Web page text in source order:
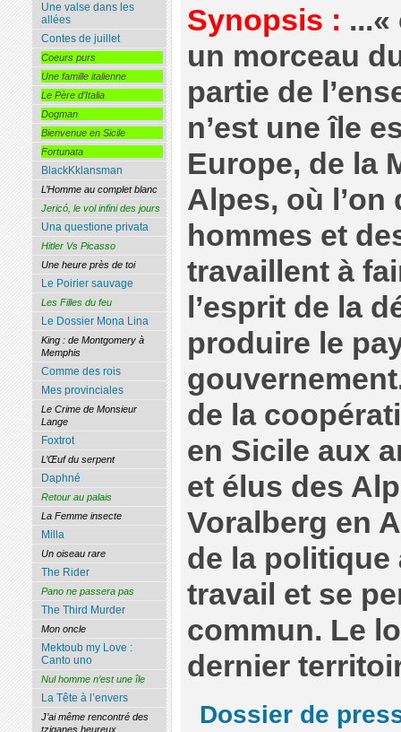
Synopsis :
un morceau
partie de
n’est une île
Europe, de la
Alpes, où l’on
hommes et
travaillent à
l’esprit de la
produire le
de la
en Sicile aux
et élus des
Voralberg en
de la politique
travail et se
commun. Le
dernier
Dossier de
Une valse dans les
allées
Contes de juillet
Coeurs purs
Une famille italienne
Le Père d’Italia
Dogman
Bienvenue en Sicile
Fortunata
BlackKklansman
L’Homme au complet blanc
Jericó, le vol infini des jours
Una questione privata
Hitler Vs Picasso
Une heure près de toi
Le Poirier sauvage
Les Filles du feu
Le Dossier Mona Lina
King : de Montgomery à
Memphis
Comme des rois
Mes provinciales
Le Crime de Monsieur
Lange
Foxtrot
L’Œuf du serpent
Daphné
Retour au palais
La Femme insecte
Milla
Un oiseau rare
The Rider
Pano ne passera pas
The Third Murder
Mon oncle
Mektoub my Love :
Canto uno
Nul homme n’est une île
La Tête à l’envers
J’ai même rencontré des
tziganes heureux